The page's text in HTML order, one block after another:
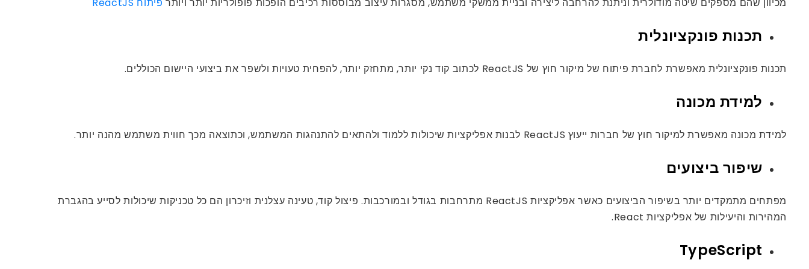
תכנות פונקציונלית
תכנות פונקציונלית מאפשרת לחברת פיתוח של מיקור חוץ של ReactJS לכתוב קוד נקי יותר, מתחזק יותר, להפחית טעויות ולשפר את ביצועי היישום הכוללים.
למידת מכונה
למידת מכונה מאפשרת למיקור חוץ של חברות ייעוץ ReactJS לבנות אפליקציות שיכולות ללמוד ולהתאים להתנהגות המשתמש, וכתוצאה מכך חווית משתמש מהנה יותר.
שיפור ביצועים
מפתחים מתמקדים יותר בשיפור הביצועים כאשר אפליקציות ReactJS מתרחבות בגודל ובמורכבות. פיצול קוד, טעינה עצלנית וזיכרון הם כל טכניקות שיכולות לסייע בהגברת
המהירות והיעילות של אפליקציות React.
TypeScript